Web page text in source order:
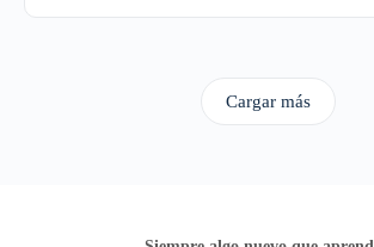
Cargar más